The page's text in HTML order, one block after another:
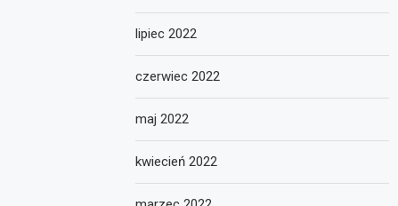
lipiec 2022
czerwiec 2022
maj 2022
kwiecień 2022